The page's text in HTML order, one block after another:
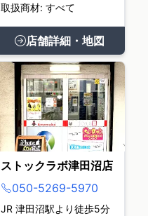
取扱商材: すべて
店舗詳細・地図
ストックラボ津田沼店
050-5269-5970
JR 津田沼駅より徒歩5分